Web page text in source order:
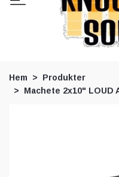
Hem
Produkter
Machete 2x10" LOUD